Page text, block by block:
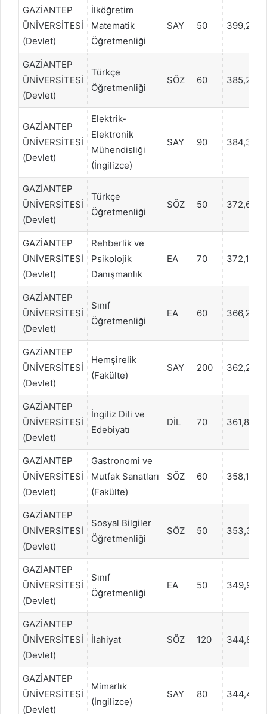
GAZİANTEP
ÜNİVERSİTESİ
(Devlet)
İlköğretim
Matematik
Öğretmenliği
SAY 50
GAZİANTEP
ÜNİVERSİTESİ
(Devlet)
Türkçe
Öğretmenliği
SÖZ 60
GAZİANTEP
ÜNİVERSİTESİ
(Devlet)
Elektrik-
Elektronik
Mühendisliği
(İngilizce)
SAY 90
GAZİANTEP
ÜNİVERSİTESİ
(Devlet)
Türkçe
Öğretmenliği
SÖZ 50
GAZİANTEP
ÜNİVERSİTESİ
(Devlet)
Rehberlik ve
Psikolojik
Danışmanlık
EA 70
GAZİANTEP
ÜNİVERSİTESİ
(Devlet)
Sınıf
Öğretmenliği
EA 60
GAZİANTEP
ÜNİVERSİTESİ
(Devlet)
Hemşirelik
(Fakülte)
SAY 200
GAZİANTEP
ÜNİVERSİTESİ
(Devlet)
İngiliz Dili ve
Edebiyatı
DİL 70
GAZİANTEP
ÜNİVERSİTESİ
(Devlet)
Gastronomi ve
Mutfak Sanatları
(Fakülte)
SÖZ 60
GAZİANTEP
ÜNİVERSİTESİ
(Devlet)
Sosyal Bilgiler
Öğretmenliği
SÖZ 50
GAZİANTEP
ÜNİVERSİTESİ
(Devlet)
Sınıf
Öğretmenliği
EA 50
GAZİANTEP
ÜNİVERSİTESİ
(Devlet)
İlahiyat SÖZ 120
GAZİANTEP
ÜNİVERSİTESİ
(Devlet)
Mimarlık
(İngilizce)
SAY 80